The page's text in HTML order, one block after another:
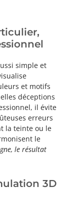
simple et
et motifs
déceptions
il évite
erreurs
la teinte ou le
le
le résultat
3D